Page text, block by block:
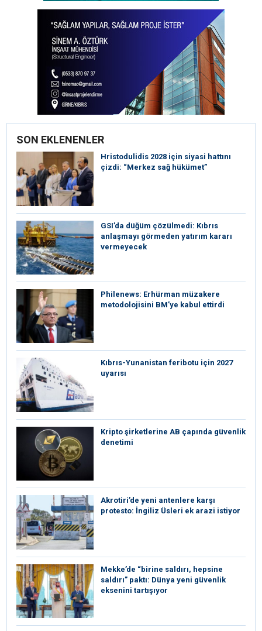
SON EKLENENLER
⁠Hristodulidis 2028 için siyasi hattını
çizdi: “Merkez sağ hükümet”
GSI’da düğüm çözülmedi: Kıbrıs
anlaşmayı görmeden yatırım kararı
vermeyecek
Philenews: Erhürman müzakere
metodolojisini BM’ye kabul ettirdi
Kıbrıs-Yunanistan feribotu için 2027
uyarısı
Kripto şirketlerine AB çapında güvenlik
denetimi
⁠Akrotiri’de yeni antenlere karşı
protesto: İngiliz Üsleri ek arazi istiyor
Mekke’de “birine saldırı, hepsine
saldırı” paktı: Dünya yeni güvenlik
eksenini tartışıyor